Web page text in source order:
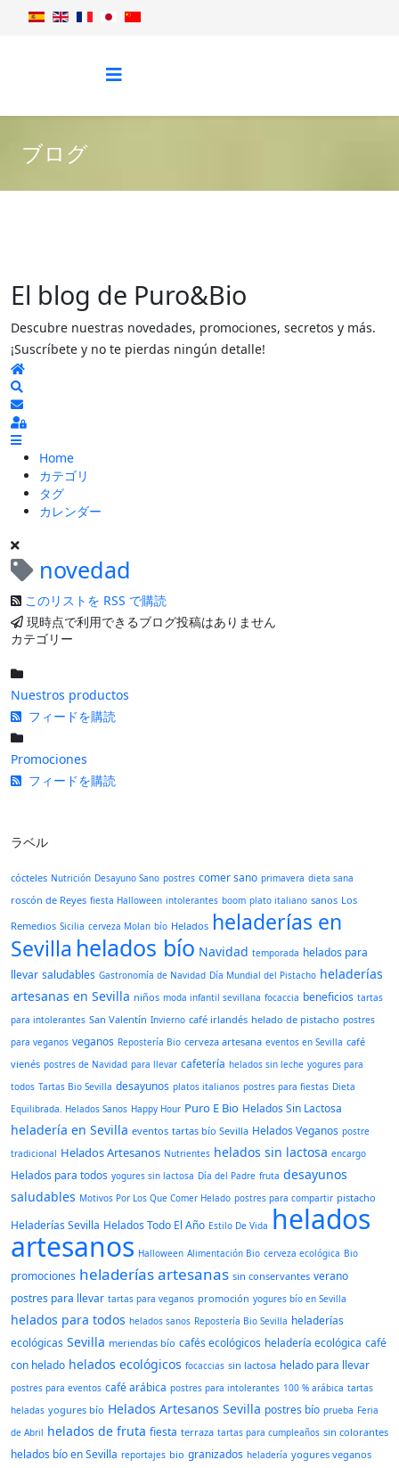
ブログ
El blog de Puro&Bio
Descubre nuestras novedades, promociones, secretos y más.
¡Suscríbete y no te pierdas ningún detalle!
Home
ブログの更新を購読
Sign In
Home
カテゴリ
タグ
カレンダー
novedad
このリストを RSS で購読
現時点で利用できるブログ投稿はありません
カテゴリー
Nuestros productos
フィードを購読
Promociones
フィードを購読
ラベル
cócteles Nutrición Desayuno Sano postres comer sano primavera dieta sana
roscón de Reyes fiesta Halloween intolerantes boom plato italiano sanos Los
Remedios Sicilia cerveza Molan bío Helados heladerías en
Sevilla helados bío Navidad temporada helados para
llevar saludables Gastronomía de Navidad Día Mundial del Pistacho heladerías
artesanas en Sevilla niños moda infantil sevillana focaccia beneficios tartas
para intolerantes San Valentín Invierno café irlandés helado de pistacho postres
para veganos veganos Repostería Bio cerveza artesana eventos en Sevilla café
vienés postres de Navidad para llevar cafetería helados sin leche yogures para
todos Tartas Bio Sevilla desayunos platos italianos postres para fiestas Dieta
Equilibrada. Helados Sanos Happy Hour Puro E Bio Helados Sin Lactosa
heladería en Sevilla eventos tartas bío Sevilla Helados Veganos postre
tradicional Helados Artesanos Nutrientes helados sin lactosa encargo
Helados para todos yogures sin lactosa Día del Padre fruta desayunos
saludables Motivos Por Los Que Comer Helado postres para compartir pistacho
Heladerías Sevilla Helados Todo El Año Estilo De Vida helados
artesanos Halloween Alimentación Bio cerveza ecológica Bio
promociones heladerías artesanas sin conservantes verano
postres para llevar tartas para veganos promoción yogures bío en Sevilla
helados para todos helados sanos Repostería Bio Sevilla heladerías
ecológicas Sevilla meriendas bío cafés ecológicos heladería ecológica café
con helado helados ecológicos focaccias sin lactosa helado para llevar
postres para eventos café arábica postres para intolerantes 100 % arábica tartas
heladas yogures bío Helados Artesanos Sevilla postres bío prueba Feria
de Abril helados de fruta fiesta terraza tartas para cumpleaños sin colorantes
helados bío en Sevilla reportajes bio granizados heladería yogures veganos